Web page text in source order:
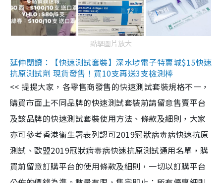
點擊圖片放大
延伸閱讀：【快速測試套裝】深水埗電子特賣城$15快速
抗原測試劑 現貨發售！買10支再送3支檢測棒
<< 提提大家，各零售商發售的快速測試套裝規格不一，
購買市面上不同品牌的快速測試套裝前請留意售賣平台
及該品牌的快速測試套裝使用方法、條款及細則，大家
亦可參考香港衞生署表列認可2019冠狀病毒病快速抗原
測試、歐盟2019冠狀病毒病快速抗原測試通用名單，購
買前留意訂購平台的使用條款及細則，一切以訂購平台